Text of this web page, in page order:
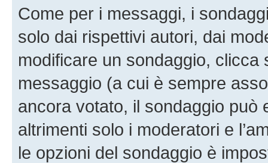
Come per i messaggi, i
solo dai rispettivi autori, dai
modificare un sondaggio,
messaggio (a cui è sempre
ancora votato, il sondaggio può
altrimenti solo i moderatori e
le opzioni del sondaggio è